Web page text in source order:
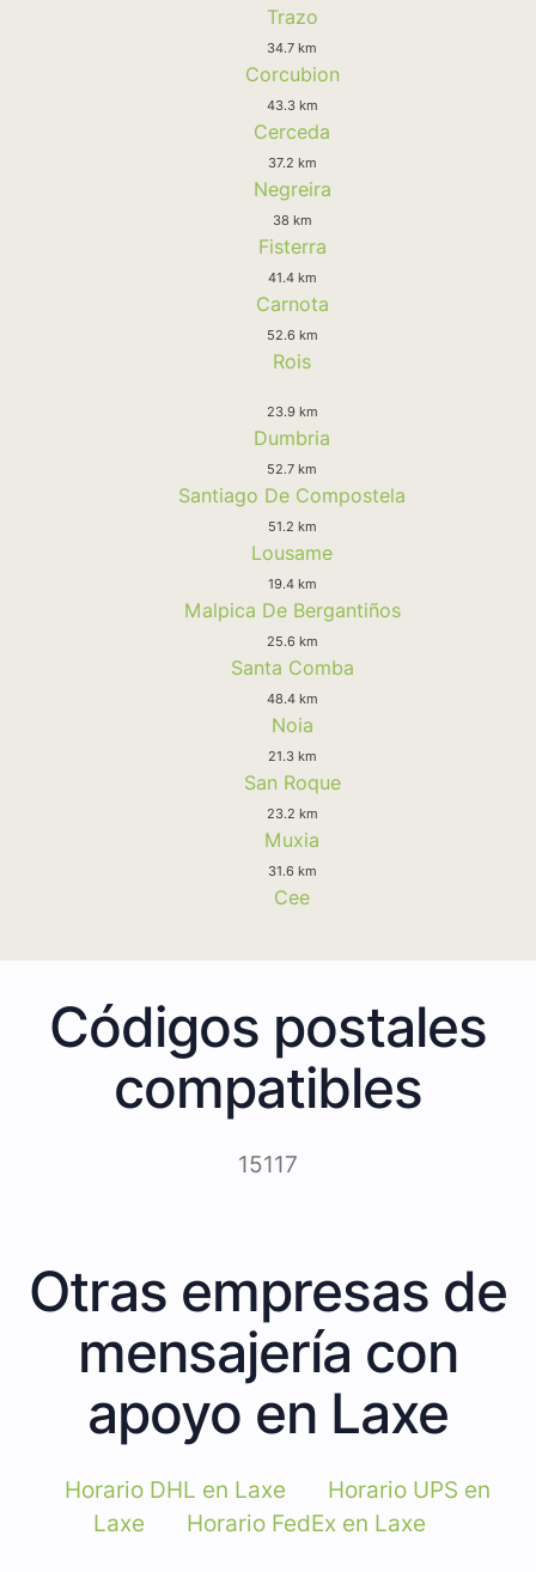
Trazo
34.7 km
Corcubion
43.3 km
Cerceda
37.2 km
Negreira
38 km
Fisterra
41.4 km
Carnota
52.6 km
Rois
23.9 km
Dumbria
52.7 km
Santiago De Compostela
51.2 km
Lousame
19.4 km
Malpica De Bergantiños
25.6 km
Santa Comba
48.4 km
Noia
21.3 km
San Roque
23.2 km
Muxia
31.6 km
Cee
Códigos postales
compatibles
15117
Otras empresas de
mensajería con
apoyo en Laxe
Horario DHL en Laxe
Horario UPS en
Laxe
Horario FedEx en Laxe